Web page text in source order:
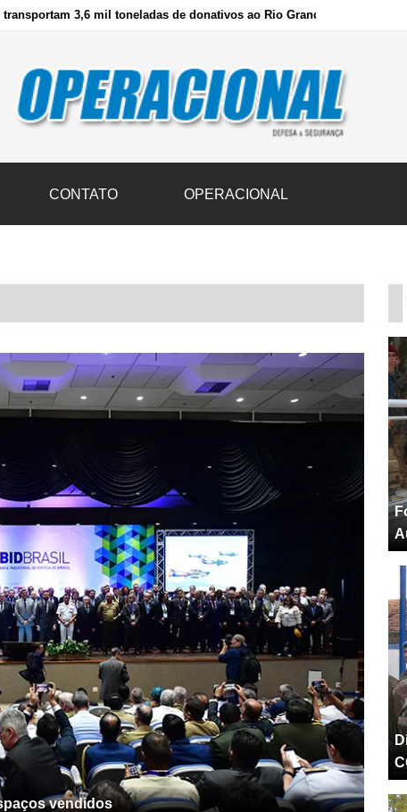
3,6 mil toneladas de donativos ao Rio Grande do Sul na
CONTATO OPERACIONAL
vendidos